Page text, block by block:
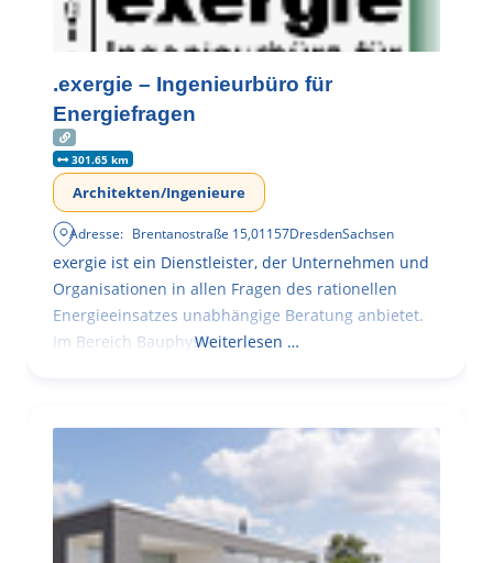
.exergie – Ingenieurbüro für
Energiefragen
301.65 km
Architekten/Ingenieure
Adresse: Brentanostraße 15,01157DresdenSachsen
exergie ist ein Dienstleister, der Unternehmen und
Organisationen in allen Fragen des rationellen
Energieeinsatzes unabhängige Beratung anbietet.
Im Bereich BauphysikWeiterlesen …